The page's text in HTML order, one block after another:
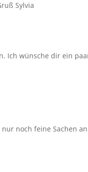
Sylvia
Ich wünsche dir ein
noch feine Sachen